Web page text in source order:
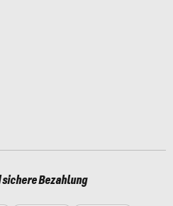
sichere Bezahlung